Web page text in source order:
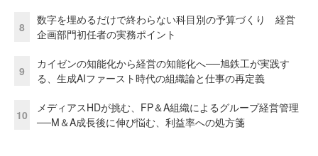
8
数字を埋めるだけで終わらない科目別の予算づくり 経営
企画部門初任者の実務ポイント
9
カイゼンの知能化から経営の知能化へ──旭鉄工が実践す
る、生成AIファースト時代の組織論と仕事の再定義
10
メディアスHDが挑む、FP＆A組織によるグループ経営管理
──M＆A成長後に伸び悩む、利益率への処方箋